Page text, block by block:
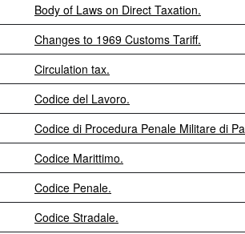
Body of Laws on Direct Taxation.
Changes to 1969 Customs Tariff.
Circulation tax.
Codice del Lavoro.
Codice di Procedura Penale Militare di
Codice Marittimo.
Codice Penale.
Codice Stradale.